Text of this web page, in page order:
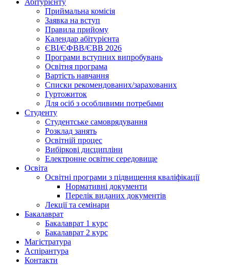
Абітурієнту
Приймальна комісія
Заявка на вступ
Правила прийому
Календар абітурієнта
ЄВІ/ЄФВВ/ЄВВ 2026
Програми вступних випробувань
Освітня програма
Вартість навчання
Списки рекомендованих/зарахованих
Гуртожиток
Для осіб з особливими потребами
Студенту
Студентське самоврядування
Розклад занять
Освітній процес
Вибіркові дисципліни
Електронне освітнє середовище
Освіта
Освітні програми з підвищення кваліфікації
Нормативні документи
Перелік виданих документів
Лекції та семінари
Бакалаврат
Бакалаврат 1 курс
Бакалаврат 2 курс
Магістратура
Аспірантура
Контакти